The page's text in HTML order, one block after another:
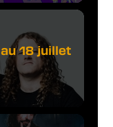
au 18 juillet